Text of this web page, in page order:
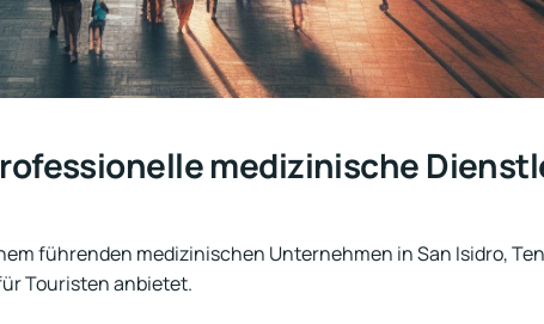
medizinische
führenden medizinischen Unternehmen in San Isidro,
Touristen anbietet.